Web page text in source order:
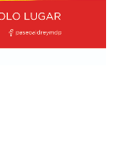
golpe. En la
sufrió una dura
Riestra, un